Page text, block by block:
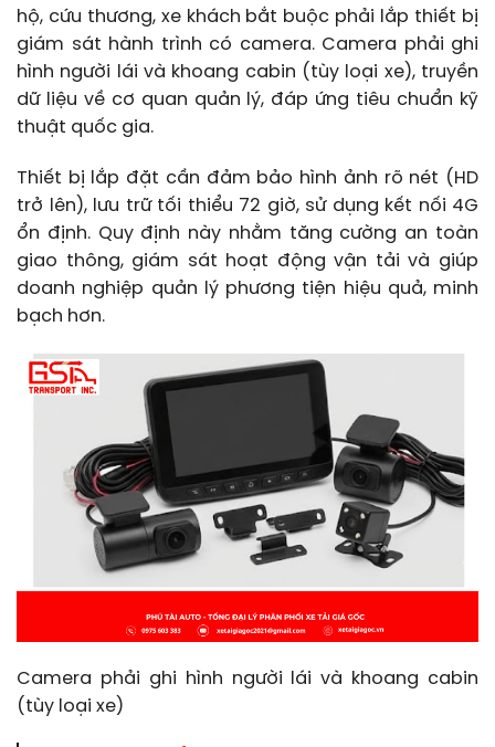
hộ, cứu thương, xe khách bắt buộc phải lắp thiết bị
giám sát hành trình có camera. Camera phải ghi
hình người lái và khoang cabin (tùy loại xe), truyền
dữ liệu về cơ quan quản lý, đáp ứng tiêu chuẩn kỹ
thuật quốc gia.
Thiết bị lắp đặt cần đảm bảo hình ảnh rõ nét (HD
trở lên), lưu trữ tối thiểu 72 giờ, sử dụng kết nối 4G
ổn định. Quy định này nhằm tăng cường an toàn
giao thông, giám sát hoạt động vận tải và giúp
doanh nghiệp quản lý phương tiện hiệu quả, minh
bạch hơn.
Camera phải ghi hình người lái và khoang cabin
(tùy loại xe)